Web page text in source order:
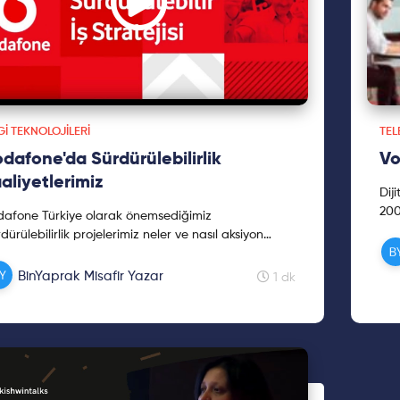
TEKNOLOJILERI
Sürdürülebilirlik
Türkiye olarak önemsediğimiz
projelerimiz neler ve nasıl aksiyon
...
BinYaprak Misafir Yazar 1 dk